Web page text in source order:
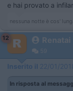
e hai provato a
nessuna notte è cos'
12 Renatai
59
Inserito il 22/01/
In risposta al